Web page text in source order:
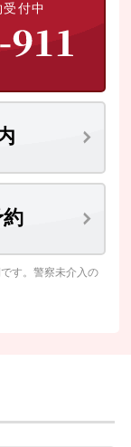
付中
す。警察未介入の